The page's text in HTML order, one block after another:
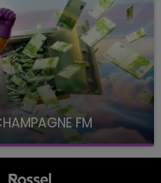
FM
FM, à 8H10